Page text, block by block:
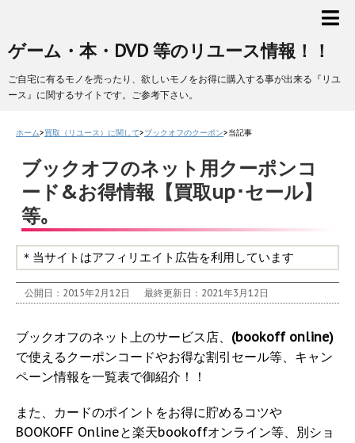
ゲーム・本・DVD 等のリユース情報！！
ご自宅に有るモノを売ったり、欲しいモノをお得に購入する事が出来る『リユ
ース』に関するサイトです。ご参考下さい。
ホーム>買取（リユース）に関して>ブックオフのクーポン>当記事
ブックオフのネット用クーポンコ
ード&お得情報【買取up･セール】
等｡
＊当サイトはアフィリエイト広告を利用しています
公開日：2015年2月12日 最終更新日：2021年3月12日
ブックオフのネット上のサービス店、 (bookoff online)
で使えるクーポンコードやお得な割引セール等、キャン
ペーン情報を一覧表で御紹介！！
また、カードのポイントをお得に貯めるコツや
BOOKOFF Onlineと楽天bookoffオンライン等、別ショ